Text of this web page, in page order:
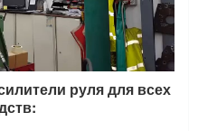
руля для всех